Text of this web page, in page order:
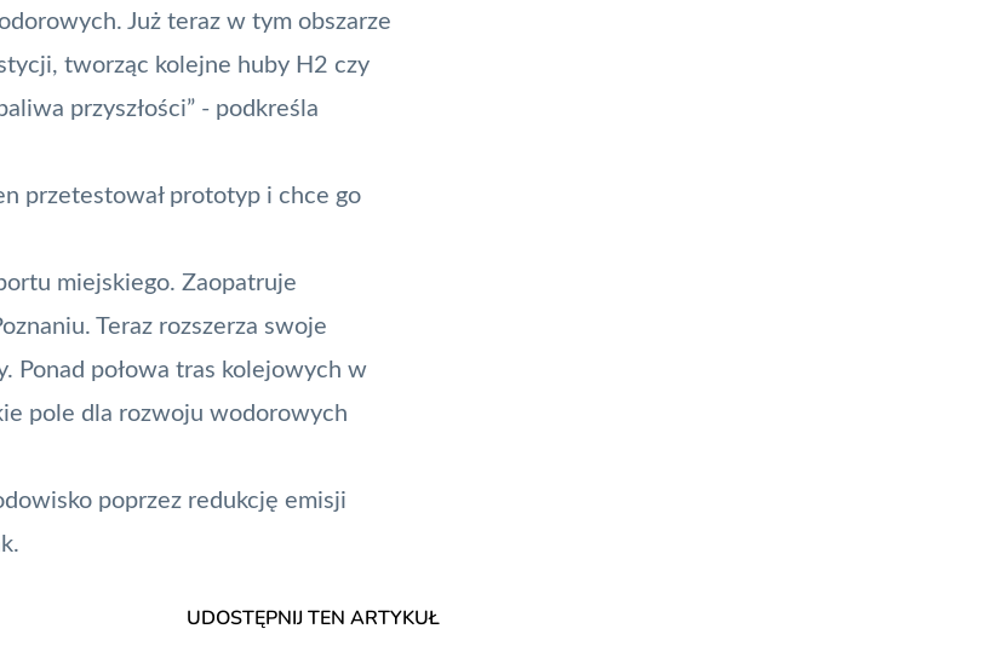
Już teraz w tym obszarze
tworząc kolejne huby H2 czy
przyszłości” - podkreśla
przetestował prototyp i chce go
miejskiego. Zaopatruje
Teraz rozszerza swoje
Ponad połowa tras kolejowych w
pole dla rozwoju wodorowych
poprzez redukcję emisji
UDOSTĘPNIJ TEN ARTYKUŁ